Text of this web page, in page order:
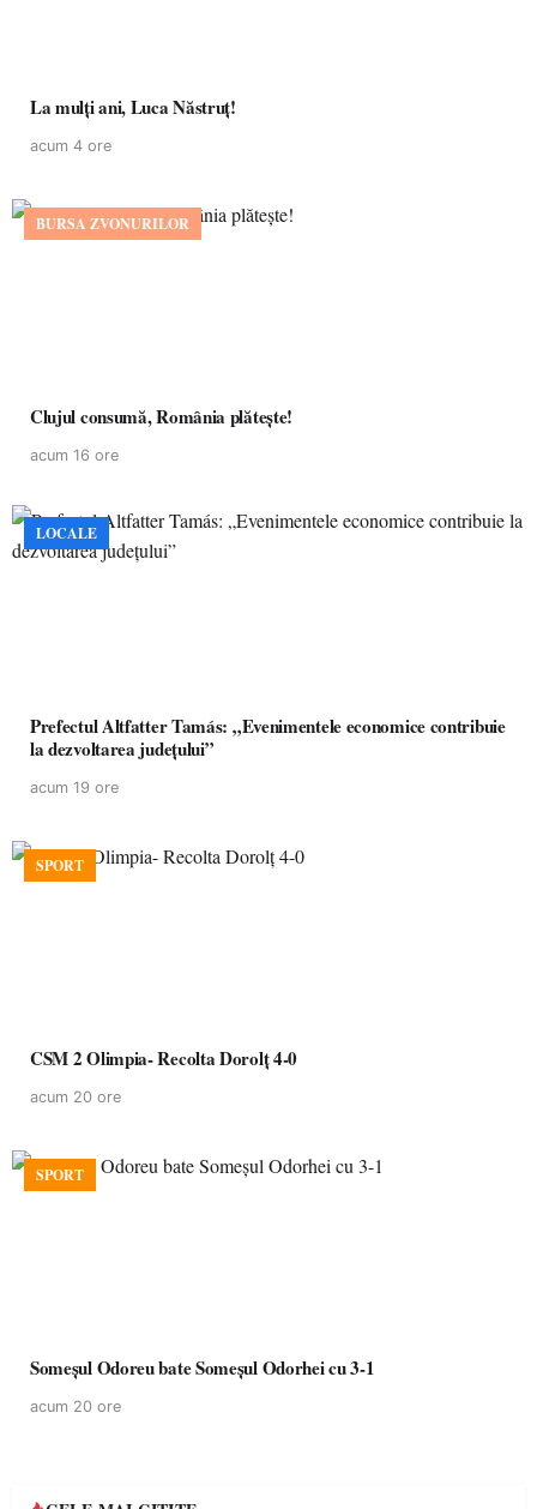
La mulţi ani, Luca Năstruţ!
acum 4 ore
BURSA ZVONURILOR
Clujul consumă, România plătește!
acum 16 ore
LOCALE
Prefectul Altfatter Tamás: „Evenimentele economice contribuie
la dezvoltarea județului”
acum 19 ore
SPORT
CSM 2 Olimpia- Recolta Dorolț 4-0
acum 20 ore
SPORT
Someșul Odoreu bate Someșul Odorhei cu 3-1
acum 20 ore